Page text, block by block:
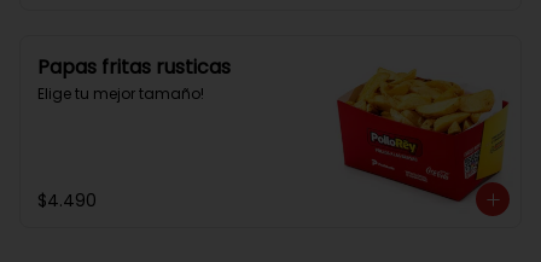
Papas fritas rusticas
Elige tu mejor tamaño!
$4.490